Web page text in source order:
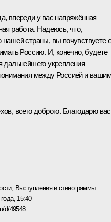
впереди у вас напряжённая
работа. Надеюсь, что,
страны, вы почувствуете
Россию. И, конечно, будете
дальнейшего укрепления
между Россией и
всего доброго. Благодарю вас
, Выступления и стенограммы
15:40
d/49548